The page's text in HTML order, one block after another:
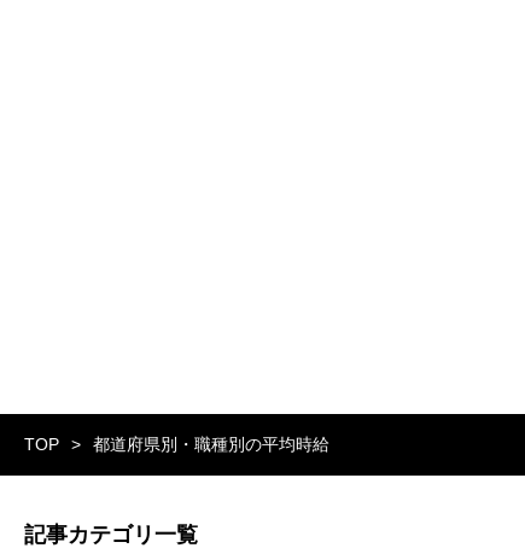
TOP 都道府県別・職種別の平均時給
記事カテゴリ一覧